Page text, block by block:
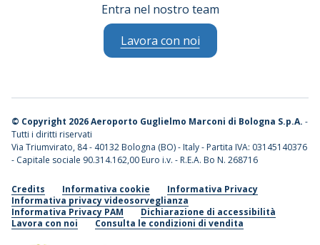
Entra nel nostro team
Lavora con noi
© Copyright 2026 Aeroporto Guglielmo Marconi di Bologna S.p.A. -
Tutti i diritti riservati
Via Triumvirato, 84 - 40132 Bologna (BO) - Italy - Partita IVA: 03145140376
- Capitale sociale 90.314.162,00 Euro i.v. - R.E.A. Bo N. 268716
Credits Informativa cookie
Informativa Privacy
Informativa privacy videosorveglianza
Informativa Privacy PAM
Dichiarazione di accessibilità
Lavora con noi
Consulta le condizioni di vendita